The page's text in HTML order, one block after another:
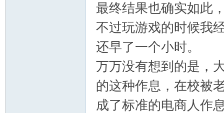
最终结果也确实如此
不过玩游戏的时候我
还早了一个小时。
万万没有想到的是，
的这种作息，在校被
成了标准的电商人作